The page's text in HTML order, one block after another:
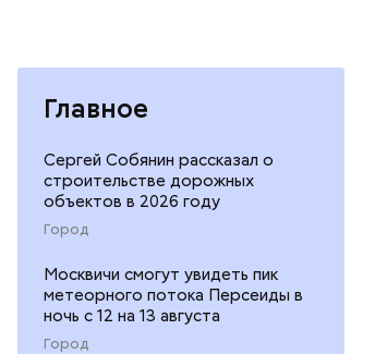
Главное
Сергей Собянин рассказал о
строительстве дорожных
объектов в 2026 году
Город
Москвичи смогут увидеть пик
метеорного потока Персеиды в
ночь с 12 на 13 августа
Город